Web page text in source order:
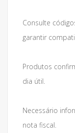
Consulte
garantir
Produtos
dia útil.
Necessário
nota fiscal.